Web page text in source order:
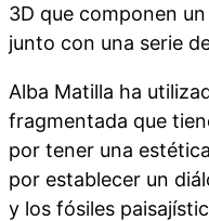
3D que componen
junto con una serie
Alba Matilla ha
fragmentada que
por tener una
por establecer un
y los fósiles